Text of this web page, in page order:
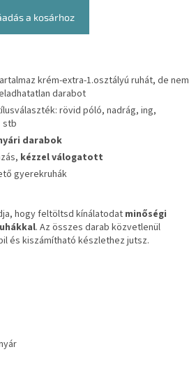
a kosárhoz
krém-extra-1.osztályú ruhát, de nem
darabot
rövid póló, nadrág, ing,
stb
darabok
kézzel válogatott
gyerekruhák
hogy feltöltsd kínálatodat minőségi
. Az összes darab közvetlenül
és kiszámítható készlethez jutsz.